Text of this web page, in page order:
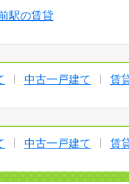
駅の賃貸
中古一戸建て 賃
中古一戸建て 賃